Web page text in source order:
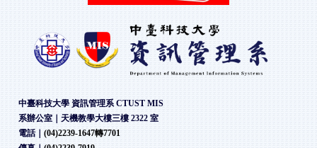
中臺科技大學 資訊管理系 CTUST MIS
系辦公室｜天機教學大樓三樓 2322 室
電話｜ (04)2239-1647轉7701